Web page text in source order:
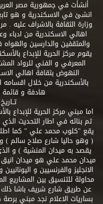
أنشأت في جمهورية مصر
انشئ في الاسكندرية و هو
وزارة الثقافة بالاشراف عليه .
اهالي الاسكندرية من ادباء
والمثقفين والدارسين
يقوم مركز الحرية للإبداع
المعرفي و الفني للرواد
النهوض بثقافة اهالي
بالأسكندرية من خلال اقسامه
هادفة و
اما مبني مركز الحرية للإبداع
تم بنائه في اطار التحديث
يقع "كلوب محمد علي " كما
( وهو حاليا شارع صلاح سالم )
يقصد به ميدان المنشية ) و
ميدان محمد علي هو ميدان
الانجليز والفرنسيين و
محاولة للتنسيق بين المشاريع
عن طريق شارع شريف باشا ذلك
بساريات الاعلام نجد مبني